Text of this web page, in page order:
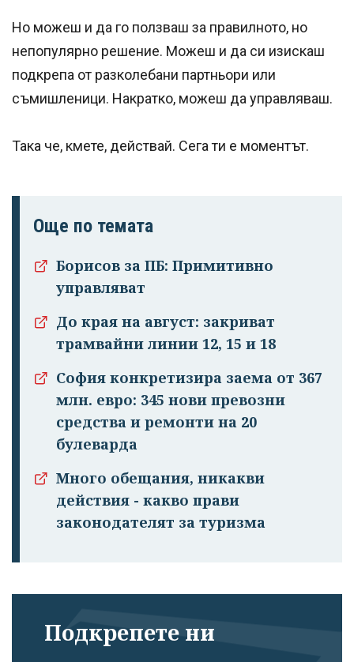
Но можеш и да го ползваш за правилното, но
непопулярно решение. Можеш и да си изискаш
подкрепа от разколебани партньори или
съмишленици. Накратко, можеш да управляваш.
Така че, кмете, действай. Сега ти е моментът.
Още по темата
Борисов за ПБ: Примитивно
управляват
До края на август: закриват
трамвайни линии 12, 15 и 18
София конкретизира заема от 367
млн. евро: 345 нови превозни
средства и ремонти на 20
булеварда
Много обещания, никакви
действия - какво прави
законодателят за туризма
Подкрепете ни